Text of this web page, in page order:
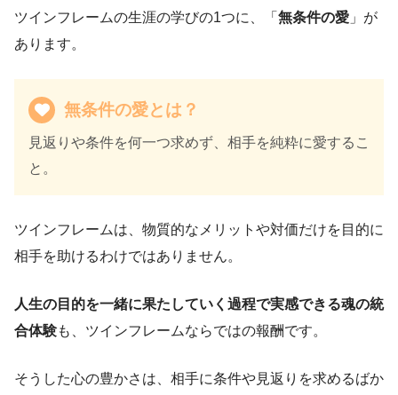
ツインフレームの生涯の学びの1つに、「 無条件の愛 」が
あります。
無条件の愛とは？
見返りや条件を何一つ求めず、相手を純粋に愛するこ
と。
ツインフレームは、物質的なメリットや対価だけを目的に
相手を助けるわけではありません。
人生の目的を一緒に果たしていく過程で実感できる魂の統
合体験も、ツインフレームならではの報酬です。
そうした心の豊かさは、相手に条件や見返りを求めるばか